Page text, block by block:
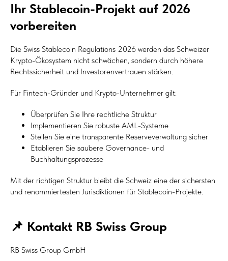
Ihr Stablecoin-Projekt auf 2026
vorbereiten
Die Swiss Stablecoin Regulations 2026 werden das Schweizer
Krypto-Ökosystem nicht schwächen, sondern durch höhere
Rechtssicherheit und Investorenvertrauen stärken.
Für Fintech-Gründer und Krypto-Unternehmer gilt:
Überprüfen Sie Ihre rechtliche Struktur
Implementieren Sie robuste AML-Systeme
Stellen Sie eine transparente Reserveverwaltung sicher
Etablieren Sie saubere Governance- und
Buchhaltungsprozesse
Mit der richtigen Struktur bleibt die Schweiz eine der sichersten
und renommiertesten Jurisdiktionen für Stablecoin-Projekte.
📌 Kontakt RB Swiss Group
RB Swiss Group GmbH